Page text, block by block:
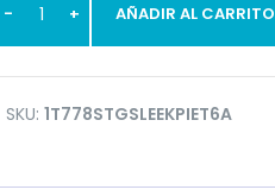
AÑADIR AL CARRITO
SKU: 1T778STGSLEEKPIET6A